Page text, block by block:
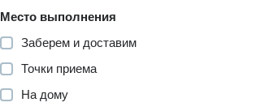
Место выполнения
Заберем и доставим
Точки приема
На дому